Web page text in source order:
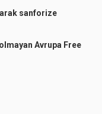
sanforize
Avrupa Free